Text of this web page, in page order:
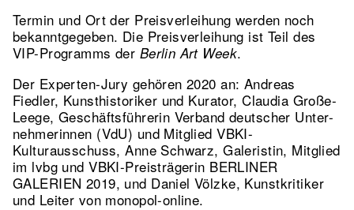
Termin und Ort der Preisverleihung werden noch
bekanntgegeben. Die Preisver­leihung ist Teil des
VIP-Programms der Berlin Art Week.
Der Experten-Jury gehören 2020 an: Andreas
Fiedler, Kunsthistoriker und Kura­tor, Claudia Große-
Leege, Ge­schäfts­führerin Verband deutscher Unter­
neh­me­rinnen (VdU) und Mitglied VBKI-
Kulturausschuss, Anne Schwarz, Galeristin, Mitglied
im lvbg und VBKI-Preisträgerin BERLINER
GALERIEN 2019, und Daniel Völzke, Kunstkritiker
und Leiter von monopol-online.